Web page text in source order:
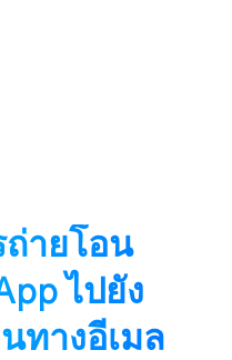
ถ่ายโอน
ไปยัง
ทางอีเมล